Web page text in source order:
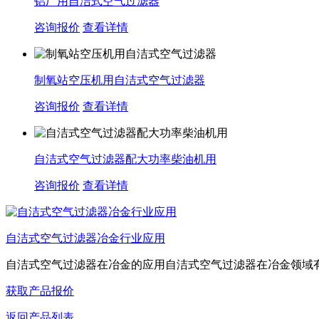
咨询报价 查看详情
制氧站空压机用自洁式空气过滤器
咨询报价 查看详情
自洁式空气过滤器配大功率柴油机用
咨询报价 查看详情
自洁式空气过滤器冶金行业应用
自洁式空气过滤器在冶金的应用‌自洁式空气过滤器在冶金领域
获取产品报价